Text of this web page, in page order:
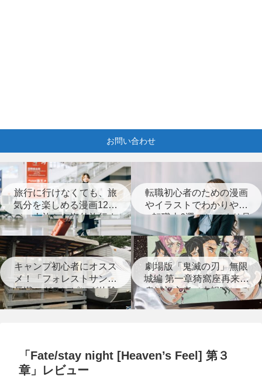
お問い合わせ
旅行に行けなくても、旅
気分を楽しめる漫画12選
（一人旅から海外旅行ま
で）
転職初心者のための漫画
やイラストでわかりやす
い転職本6選＋じっくり見
つめなおす本3選
キャンプ初心者にオスス
メ！「フォレストサンズ
長瀞」グランピング体験
レポート
劇場版「鬼滅の刃」無限
城編 第一章猗窩座再来は
鬼滅初心者（未視聴）で
も楽しめる？
「Fate/stay night [Heaven’s Feel] 第３
章」レビュー